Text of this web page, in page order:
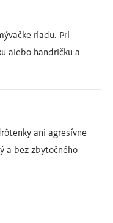
riadu. Pri
alebo handričku a
ani agresívne
a bez zbytočného